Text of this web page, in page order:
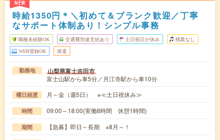
NEW
時給1350円＊＼初めて＆ブランク歓迎／丁寧
なサポート体制あり！シンプル事務
職種未経験OK 交通費別途支給あり 土日祝日が休み 残業なし
WEB登録OK 派遣
勤務地 山梨県富士吉田市
富士山駅から車5分／月江寺駅から車10分
曜日頻度 月～金（週5日） ※≪土日祝休み≫
時間 09:00～18:00(実働8時間 休憩1時間)
期間 【急募】即日～長期 ※8月～！